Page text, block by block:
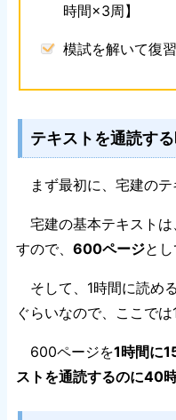
時間×3周】
模試を解いて復
テキストを通読す
まず最初に、宅建のテ
宅建の基本テキスト
すので、 600ページとし
そして、1時間に読め
ぐらいなので、ここでは
600ページを1時間に
ストを通読するのに40